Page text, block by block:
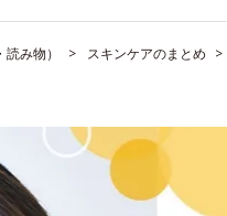
み物） スキンケアのまとめ